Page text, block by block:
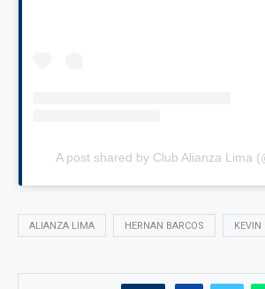
A post shared by Club Alianza Lima
ALIANZA LIMA HERNAN BARCOS KEVIN